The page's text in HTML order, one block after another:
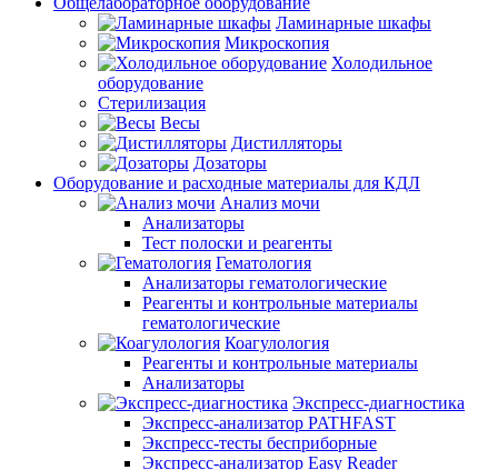
Ламинарные шкафы
Микроскопия
Холодильное
оборудование
Стерилизация
Весы
Дистилляторы
Дозаторы
Оборудование и расходные материалы для КДЛ
Анализ мочи
Анализаторы
Тест полоски и реагенты
Гематология
Анализаторы гематологические
Реагенты и контрольные материалы
гематологические
Коагулология
Реагенты и контрольные материалы
Анализаторы
Экспресс-диагностика
Экспресс-анализатор PATHFAST
Экспресс-тесты бесприборные
Экспресс-анализатор Easy Reader